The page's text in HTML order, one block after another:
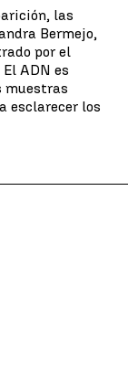
las
Bermejo,
por el
El ADN es
muestras
esclarecer los